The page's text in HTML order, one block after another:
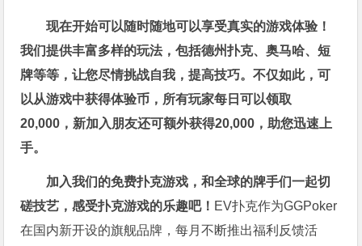
现在开始可以随时随地可以享受真实的游戏体验！
我们提供丰富多样的玩法，包括德州扑克、奥马哈、短
牌等等，让您尽情挑战自我，提高技巧。不仅如此，可
以从游戏中获得体验币，所有玩家每日可以领取
20,000，新加入朋友还可额外获得20,000，助您迅速上
手。
加入我们的免费扑克游戏，和全球的牌手们一起切
磋技艺，感受扑克游戏的乐趣吧！ EV扑克作为GGPoker
在国内新开设的旗舰品牌，每月不断推出福利反馈活